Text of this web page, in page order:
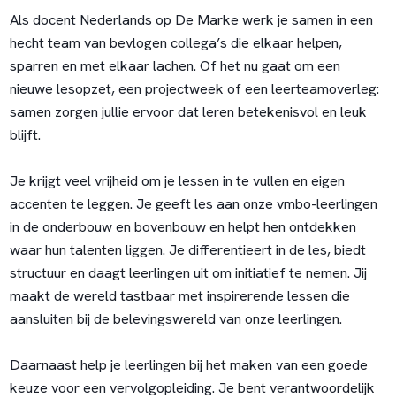
Als docent Nederlands op De Marke werk je samen in een
hecht team van bevlogen collega’s die elkaar helpen,
sparren en met elkaar lachen. Of het nu gaat om een
nieuwe lesopzet, een projectweek of een leerteamoverleg:
samen zorgen jullie ervoor dat leren betekenisvol en leuk
blijft.
Je krijgt veel vrijheid om je lessen in te vullen en eigen
accenten te leggen. Je geeft les aan onze vmbo-leerlingen
in de onderbouw en bovenbouw en helpt hen ontdekken
waar hun talenten liggen. Je differentieert in de les, biedt
structuur en daagt leerlingen uit om initiatief te nemen. Jij
maakt de wereld tastbaar met inspirerende lessen die
aansluiten bij de belevingswereld van onze leerlingen.
Daarnaast help je leerlingen bij het maken van een goede
keuze voor een vervolgopleiding. Je bent verantwoordelijk